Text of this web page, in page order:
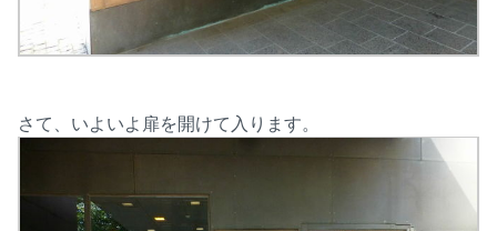
さて、いよいよ扉を開けて入ります。